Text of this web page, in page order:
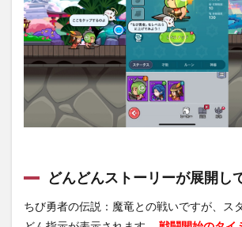
ちび
勇者
の伝
説：
魔竜
との
戦い
の悪
い口
ちび
の伝
説：
どんどんストーリーが展開し
ちび勇者の伝説：魔竜との戦いですが、ス